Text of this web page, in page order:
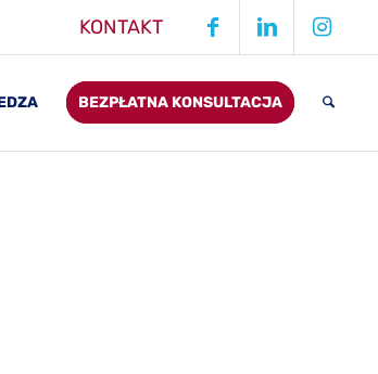
KONTAKT
BEZPŁATNA KONSULTACJA